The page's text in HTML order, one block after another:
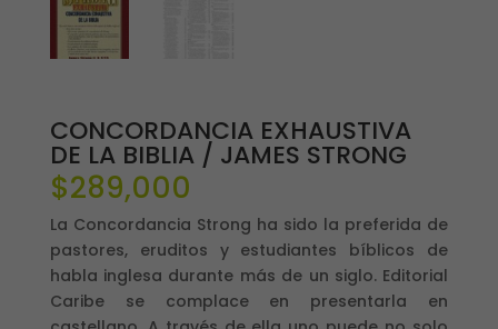
CONCORDANCIA EXHAUSTIVA
DE LA BIBLIA / JAMES STRONG
$289,000
La Concordancia Strong ha sido la preferida de
pastores, eruditos y estudiantes bíblicos de
habla inglesa durante más de un siglo. Editorial
Caribe se complace en presentarla en